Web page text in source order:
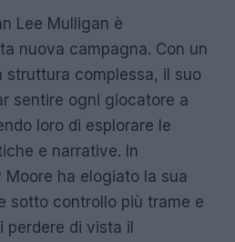
Lee Mulligan è
nuova campagna. Con un
struttura complessa, il suo
sentire ogni giocatore a
loro di esplorare le
e narrative. In
Moore ha elogiato la sua
sotto controllo più trame e
perdere di vista il